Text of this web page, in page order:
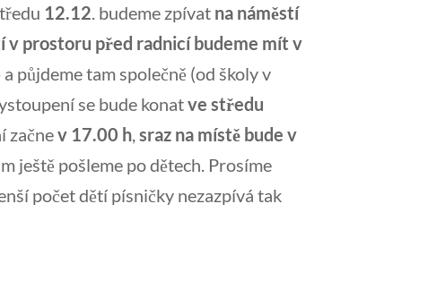
12.12. budeme zpívat na náměstí
v prostoru před radnicí budeme mít v
půjdeme tam společně (od školy v
se bude konatve středu
začnev 17.00 h,sraz na místě bude v
ještě pošleme po dětech. Prosíme
počet dětí písničky nezazpívá tak